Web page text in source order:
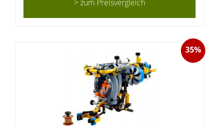
> zum Preisvergleich
35%